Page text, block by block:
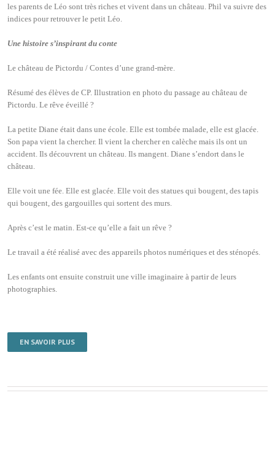
les parents de Léo sont très riches et vivent dans un château. Phil va suivre des
indices pour retrouver le petit Léo.
Une histoire s’inspirant du conte
Le château de Pictordu / Contes d’une grand-mère.
Résumé des élèves de CP. Illustration en photo du passage au château de
Pictordu. Le rêve éveillé ?
La petite Diane était dans une école. Elle est tombée malade, elle est glacée.
Son papa vient la chercher. Il vient la chercher en calèche mais ils ont un
accident. Ils découvrent un château. Ils mangent. Diane s’endort dans le
château.
Elle voit une fée. Elle est glacée. Elle voit des statues qui bougent, des tapis
qui bougent, des gargouilles qui sortent des murs.
Après c’est le matin. Est-ce qu’elle a fait un rêve ?
Le travail a été réalisé avec des appareils photos numériques et des sténopés.
Les enfants ont ensuite construit une ville imaginaire à partir de leurs
photographies.
EN SAVOIR PLUS